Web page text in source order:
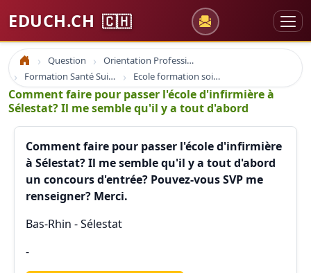
EDUCH.CH 🇨🇭
Accueil Question
Orientation Professionnelle
Formation Santé Suisse
Ecole formation soins infirmier infirmière santé et formation
Comment faire pour passer l'école d'infirmière à
Sélestat? Il me semble qu'il y a tout d'abord
Comment faire pour passer l'école d'infirmière
à Sélestat? Il me semble qu'il y a tout d'abord
un concours d'entrée? Pouvez-vous SVP me
renseigner? Merci.
Bas-Rhin - Sélestat
-